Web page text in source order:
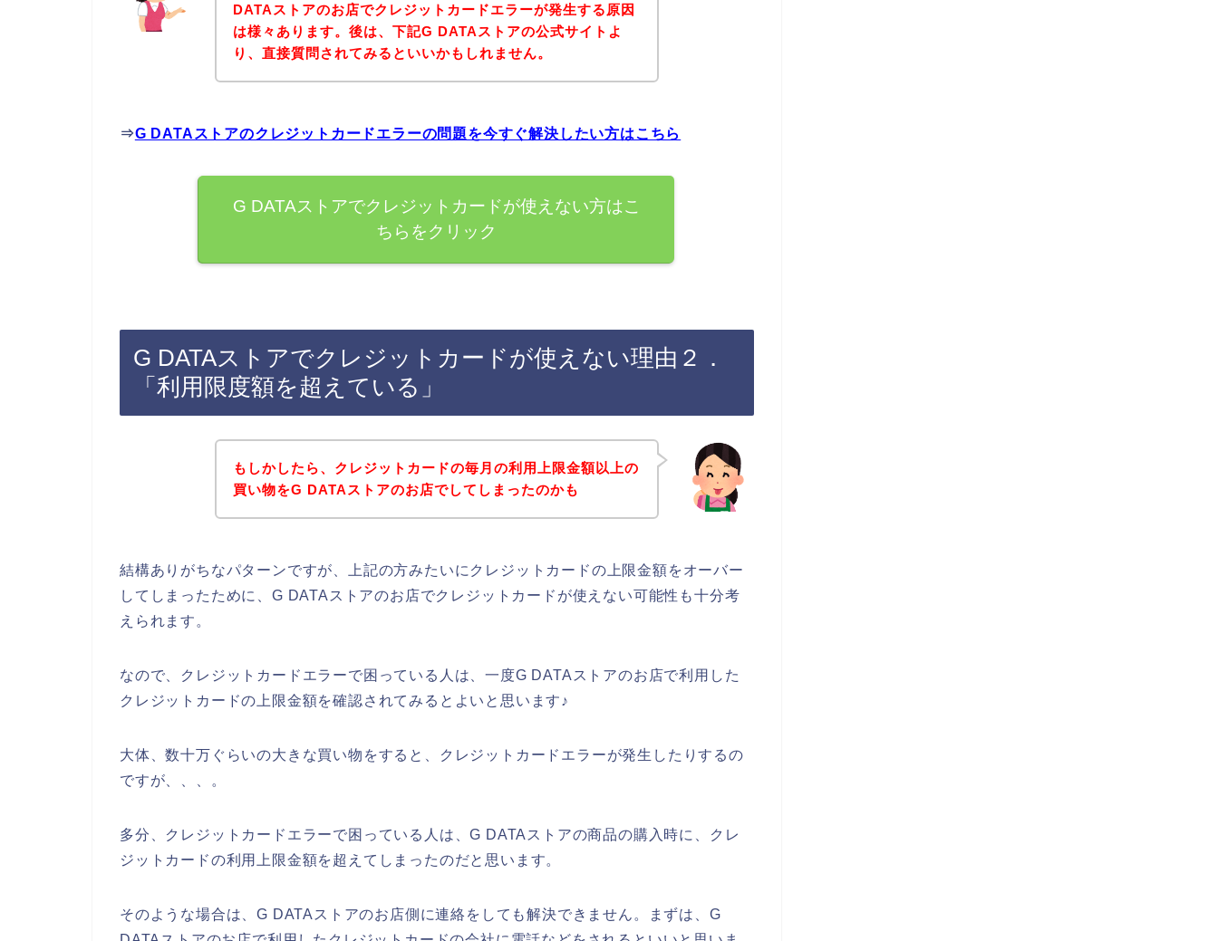
DATAストアのお店でクレジットカードエラーが発生する原因
は様々あります。後は、下記G DATAストアの公式サイトよ
り、直接質問されてみるといいかもしれません。
⇒G DATAストアのクレジットカードエラーの問題を今すぐ解決したい方はこちら
G DATAストアでクレジットカードが使えない方はこ
ちらをクリック
G DATAストアでクレジットカードが使えない理由２．
「利用限度額を超えている」
もしかしたら、クレジットカードの毎月の利用上限金額以上の
買い物をG DATAストアのお店でしてしまったのかも
結構ありがちなパターンですが、上記の方みたいにクレジットカードの上限金額をオーバー
してしまったために、G DATAストアのお店でクレジットカードが使えない可能性も十分考
えられます。
なので、クレジットカードエラーで困っている人は、一度G DATAストアのお店で利用した
クレジットカードの上限金額を確認されてみるとよいと思います♪
大体、数十万ぐらいの大きな買い物をすると、クレジットカードエラーが発生したりするの
ですが、、、。
多分、クレジットカードエラーで困っている人は、G DATAストアの商品の購入時に、クレ
ジットカードの利用上限金額を超えてしまったのだと思います。
そのような場合は、G DATAストアのお店側に連絡をしても解決できません。まずは、G